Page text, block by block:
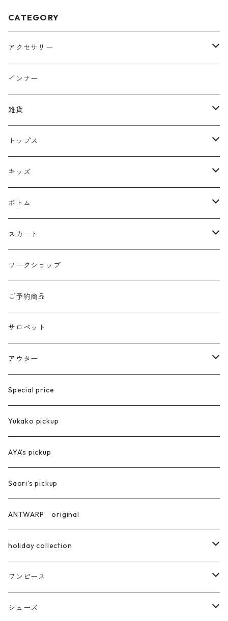
CATEGORY
アクセサリー
ヘッドアクセサリー
リング
イヤーカフ
ピアス
ネックレス
silver925
ブレスレット
サージカルstainless
eyewear
ステンレス製
グラスチェーン
インナー
雑貨
バッグ
キャップ
マフラー
ストラップ
くつ下
ポーチ
ニット帽子
メガネ
スカーフ
トップス
ニット
トレーナー
カットソー
ブラウス
カーディガン
キッズ
トップス
ボトム
パンツ
デニムパンツ
スカート
ロング丈
ニー丈
ワークショップ
ご予約商品
サロペット
アウター
ベスト
コート
ジャケット
Special price
Yukako pickup
AYA's pickup
Saori's pickup
ANTWARP original
holiday collection
ring
pierce
ワンピース
ロング丈
シューズ